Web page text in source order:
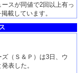
スが同値で2回以上有っ
載しています。
（Ｓ＆Ｐ）は3日、ウ
表した。